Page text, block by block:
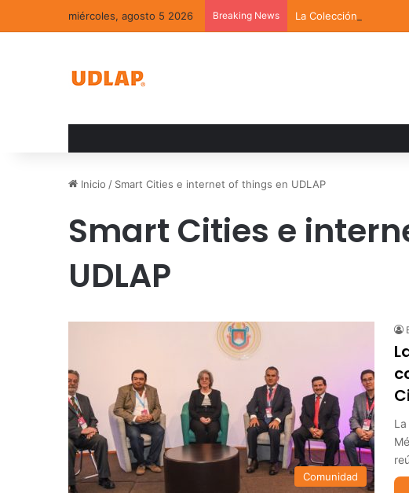
miércoles, agosto 5 2026 Breaking News La Colección de Arte
Inicio / Smart Cities e internet of things en UDLAP
Smart Cities e
UDLAP
Comunidad